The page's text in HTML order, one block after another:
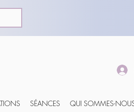
SÉANCES QUI SOMMES-